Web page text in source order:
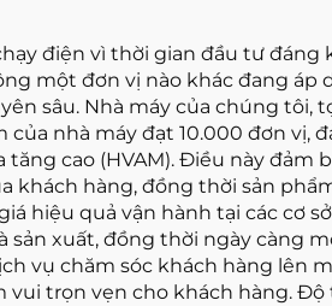
điện vì thời gian đầu tư
một đơn vị nào khác đang
sâu. Nhà máy của chúng tôi,
nhà máy đạt 10.000 đơn
cao (HVAM). Điều này
khách hàng, đồng thời sản
hiệu quả vận hành tại các cơ
xuất, đồng thời ngày càng
vụ chăm sóc khách hàng lên
trọn vẹn cho khách hàng.